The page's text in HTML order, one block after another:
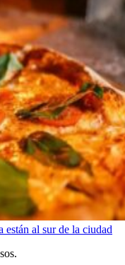
están al sur de la ciudad